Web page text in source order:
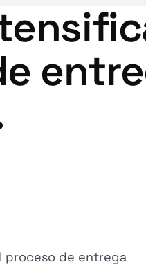
proceso de entrega